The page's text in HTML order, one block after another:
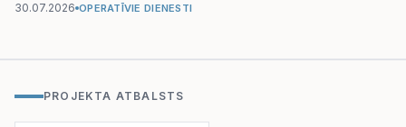
30.07.2026 OPERATĪVIE DIENESTI
PROJEKTA ATBALSTS